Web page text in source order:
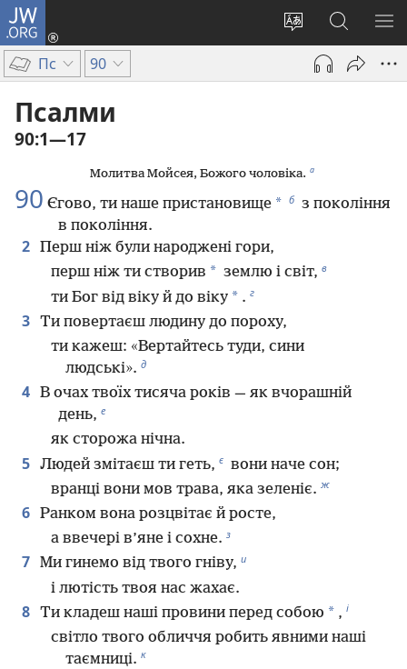
JW.ORG
Змінити
мову
сайту
Увійти
(відкривається
новому
Пошук
на
сайті
Пс 90
Псалми
90:1—17
Молитва Мойсея, Божого чоловіка. а
90 Єгово, ти наше пристановище * б з покоління
в покоління.
2 Перш ніж були народжені гори,
перш ніж ти створив * землю і світ, в
ти Бог від віку й до віку * . г
3 Ти повертаєш людину до пороху,
ти кажеш: «Вертайтесь туди, сини
людські». д
4 В очах твоїх тисяча років — як вчорашній
день, е
як сторожа нічна.
5 Людей змітаєш ти геть, є вони наче сон;
вранці вони мов трава, яка зеленіє. ж
6 Ранком вона розцвітає й росте,
а ввечері в’яне і сохне. з
7 Ми гинемо від твого гніву, и
і лютість твоя нас жахає.
8 Ти кладеш наші провини перед собою * , і
світло твого обличчя робить явними наші
таємниці. к